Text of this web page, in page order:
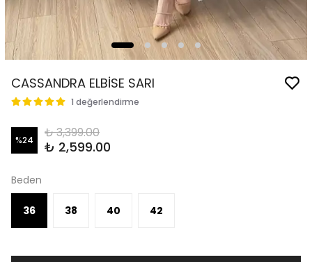
CASSANDRA ELBİSE SARI
1 değerlendirme
%24 ₺ 3,399.00
₺ 2,599.00
Beden
36 38 40 42